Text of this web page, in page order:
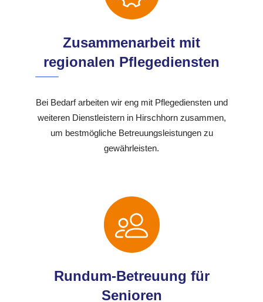
Zusammenarbeit mit
regionalen Pflegediensten
Bei Bedarf arbeiten wir eng mit Pflegediensten und
weiteren Dienstleistern in Hirschhorn zusammen,
um bestmögliche Betreuungsleistungen zu
gewährleisten.
Rundum-Betreuung für
Senioren